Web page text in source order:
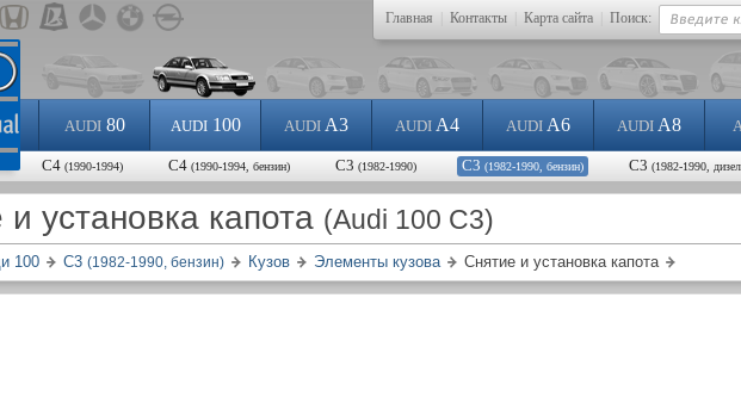
Главная Контакты Карта сайта Поиск:
AUDI80 AUDI100 AUDI A3 AUDI A4 AUDI A6 AUDI A8
С4 (1990-1994) С4 (1990-1994, бензин) С3 (1982-1990) С3 (1982-1990, бензин) С3 (1982-1990,
установка капота (Audi 100 C3)
100 С3 (1982-1990, бензин) Кузов Элементы кузова Снятие и установка капота